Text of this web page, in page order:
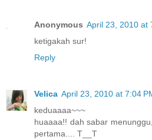
Anonymous April 23, 2010 at
ketigakah sur!
Reply
Velica April 23, 2010 at 7:04
keduaaaa~~~
huaaaa!! dah sabar
pertama.... T__T